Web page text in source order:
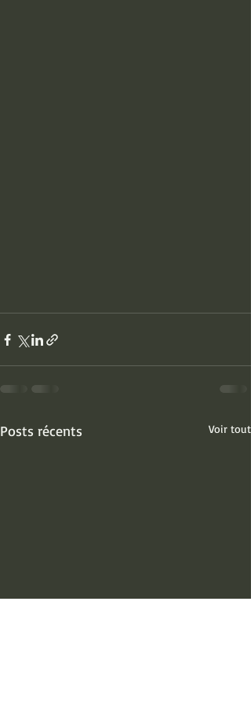
Posts récents Voir tout